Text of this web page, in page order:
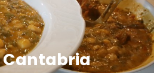
Cantabria